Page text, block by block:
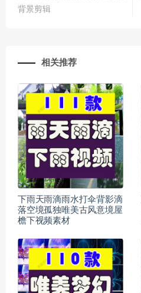
背景剪辑
相关推荐
下雨天雨滴雨水打伞背影滴
落空境孤独唯美古风意境屋
檐下视频素材